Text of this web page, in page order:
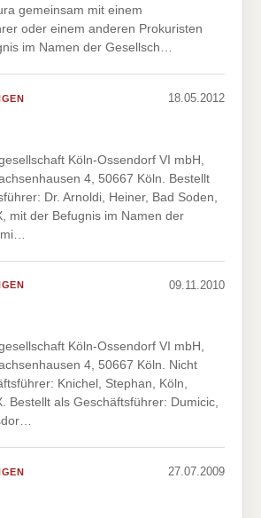
gemeinsam mit einem
oder einem anderen Prokuristen
im Namen der Gesellsch…
18.05.2012
Köln-Ossendorf VI mbH,
4, 50667 Köln. Bestellt
Dr. Arnoldi, Heiner, Bad Soden,
mit der Befugnis im Namen der
09.11.2010
Köln-Ossendorf VI mbH,
4, 50667 Köln. Nicht
Knichel, Stephan, Köln,
Bestellt als Geschäftsführer: Dumicic,
27.07.2009